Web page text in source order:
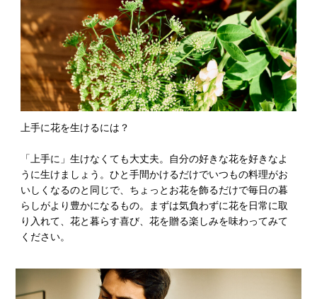
上手に花を生けるには？
「上手に」生けなくても大丈夫。自分の好きな花を好きなよ
うに生けましょう。ひと手間かけるだけでいつもの料理がお
いしくなるのと同じで、ちょっとお花を飾るだけで毎日の暮
らしがより豊かになるもの。まずは気負わずに花を日常に取
り入れて、花と暮らす喜び、花を贈る楽しみを味わってみて
ください。